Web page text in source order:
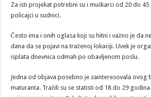
Za isti projekat potrebni su i muškarci od 20 do
policajci u sudnici.
Često ima i onih oglasa koji su hitni i važno je da
dana da se pojavi na traženoj lokaciji. Uvek je
isplata dnevnica odmah po obavljenom poslu.
Jedna od objava posebno je zainteresovala ovog
maturanta. Tražili su se statisti od 18 do 29